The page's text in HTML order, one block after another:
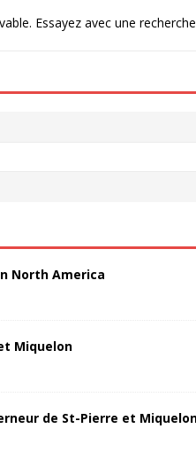
Essayez avec une
North America
Miquelon
de St-Pierre et